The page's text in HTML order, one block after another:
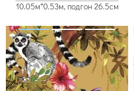
10.05м*0.53м, подгон 26.5см